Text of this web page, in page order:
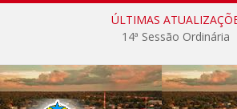
ÚLTIMAS
14ª Sessão Ordinária